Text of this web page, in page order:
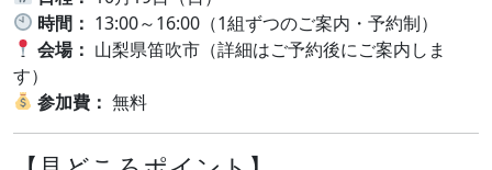
時間： 13:00～16:00（1組ずつのご案内・予約制）
会場： 山梨県笛吹市（詳細はご予約後にご案内しま
す）
参加費： 無料